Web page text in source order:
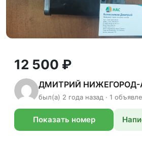
12 500 ₽
ДМИТРИЙ НИЖЕГОРОД-
был(а) 2 года назад · 1
Показать номер